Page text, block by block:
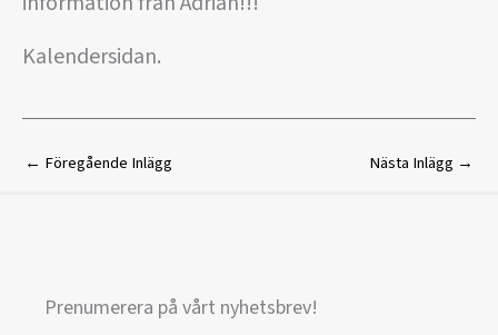
Kalendersidan.
← Föregående Inlägg Nästa Inlägg →
Prenumerera på vårt nyhetsbrev!